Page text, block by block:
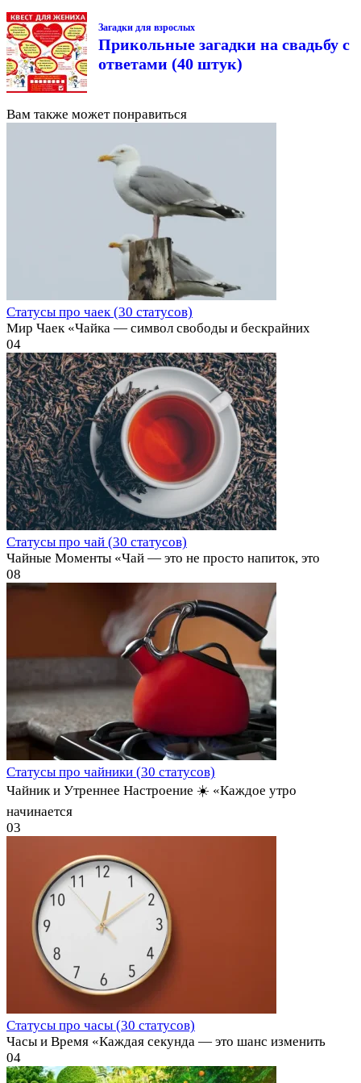
Загадки для взрослых
Прикольные загадки на свадьбу с
ответами (40 штук)
Вам также может понравиться
Статусы про чаек (30 статусов)
Мир Чаек «Чайка — символ свободы и бескрайних
04
Статусы про чай (30 статусов)
Чайные Моменты «Чай — это не просто напиток, это
08
Статусы про чайники (30 статусов)
Чайник и Утреннее Настроение ☀️ «Каждое утро
начинается
03
Статусы про часы (30 статусов)
Часы и Время «Каждая секунда — это шанс изменить
04